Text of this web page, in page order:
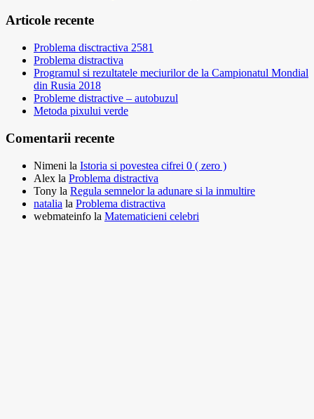
Articole recente
Problema disctractiva 2581
Problema distractiva
Programul si rezultatele meciurilor de la Campionatul Mondial
din Rusia 2018
Probleme distractive – autobuzul
Metoda pixului verde
Comentarii recente
Nimeni la Istoria si povestea cifrei 0 ( zero )
Alex la Problema distractiva
Tony la Regula semnelor la adunare si la inmultire
natalia la Problema distractiva
webmateinfo la Matematicieni celebri